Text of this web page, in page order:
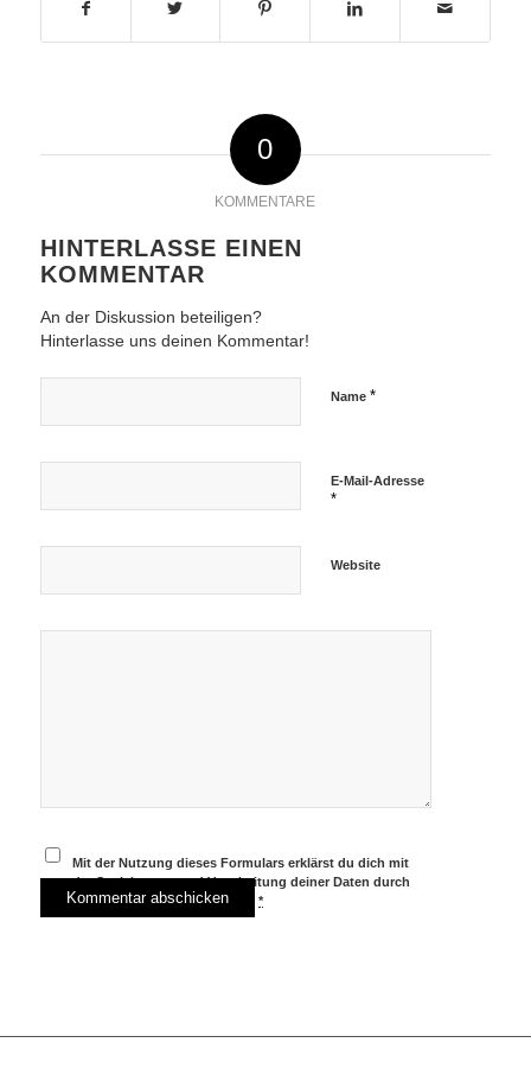
0
KOMMENTARE
HINTERLASSE EINEN
KOMMENTAR
An der Diskussion beteiligen?
Hinterlasse uns deinen Kommentar!
Name *
E-Mail-Adresse
*
Website
Mit der Nutzung dieses Formulars erklärst du dich mit
der Speicherung und Verarbeitung deiner Daten durch
diese Website einverstanden.*